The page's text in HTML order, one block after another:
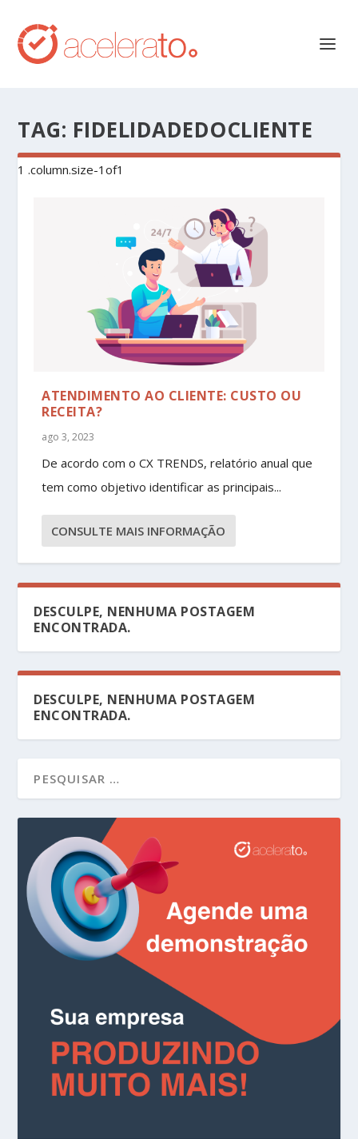
TAG: FIDELIDADEDOCLIENTE
ATENDIMENTO AO CLIENTE: CUSTO OU
RECEITA?
ago 3, 2023
De acordo com o CX TRENDS, relatório anual que
tem como objetivo identificar as principais...
CONSULTE MAIS INFORMAÇÃO
DESCULPE, NENHUMA POSTAGEM
ENCONTRADA.
DESCULPE, NENHUMA POSTAGEM
ENCONTRADA.